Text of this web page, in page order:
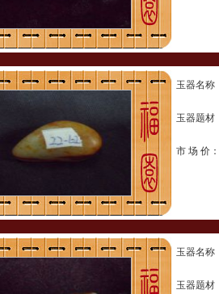
玉器名称
玉器题材
市 场 价：
玉器名称
玉器题材